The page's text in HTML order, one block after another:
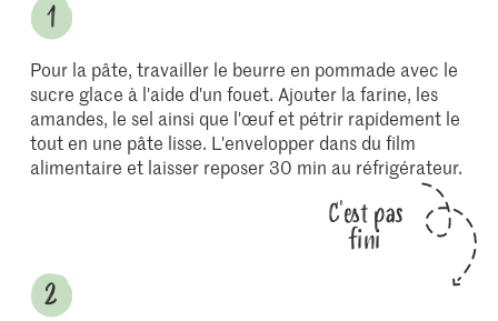
Pour la pâte, travailler le beurre en pommade avec le
sucre glace à l'aide d'un fouet. Ajouter la farine, les
amandes, le sel ainsi que l'œuf et pétrir rapidement le
tout en une pâte lisse. L'envelopper dans du film
alimentaire et laisser reposer 30 min au réfrigérateur.
C'est pas
fini